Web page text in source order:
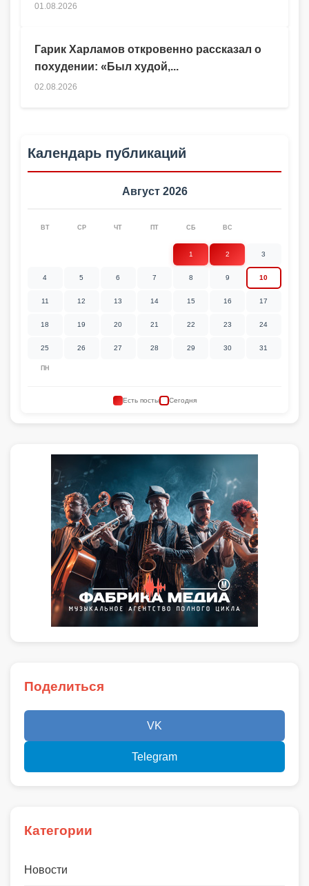
Гарик Харламов откровенно рассказал о
похудении: «Был худой,...
02.08.2026
01.08.2026
Календарь публикаций
Август 2026
ПН
ВТ СР ЧТ ПТ СБ ВС
1 2 3
4 5 6 7 8 9 10
11 12 13 14 15 16 17
18 19 20 21 22 23 24
25 26 27 28 29 30 31
Есть посты Сегодня
Поделиться
VK
Telegram
Категории
Новости